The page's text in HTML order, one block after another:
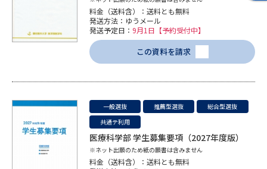
受験準備 資料検索
志望校・出願校を調べる
併願校選び
先輩が入学を決めた理由 テレメール全国一斉進学調査
料金（送料含）：送料とも無料
発送方法：ゆうメール
発送予定日： 9月1日【予約受付中】
この資料を請求
一般選抜 推薦型選抜
総合型選抜
共通テ利用
医療科学部 学生募集要項（2027年度版）
※ネット出願のため紙の願書は含みません
料金（送料含）：送料とも無料